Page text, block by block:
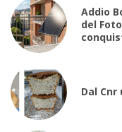
Addio
del
Dal